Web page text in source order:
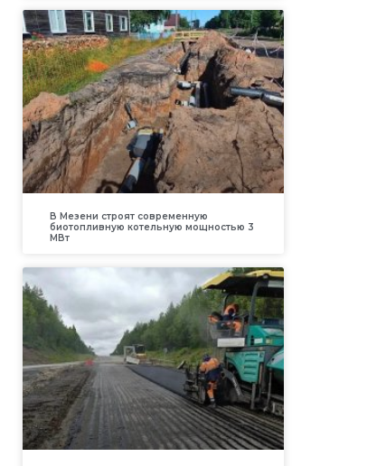
В Мезени строят современную
биотопливную котельную мощностью 3
МВт